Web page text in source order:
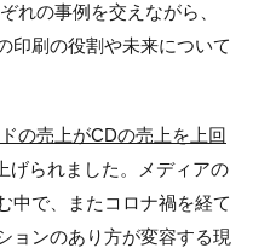
れの事例を交えながら、
印刷の役割や未来について
の売上がCDの売上を上回
げられました。メディアの
中で、またコロナ禍を経て
ョンのあり方が変容する現